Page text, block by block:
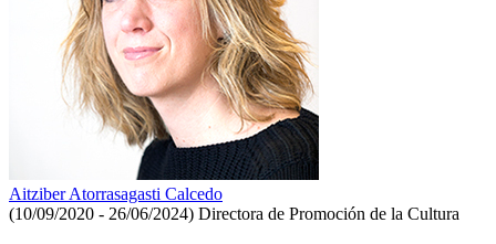
Aitziber Atorrasagasti Calcedo
(10/09/2020 - 26/06/2024) Directora de Promoción de la Cultura